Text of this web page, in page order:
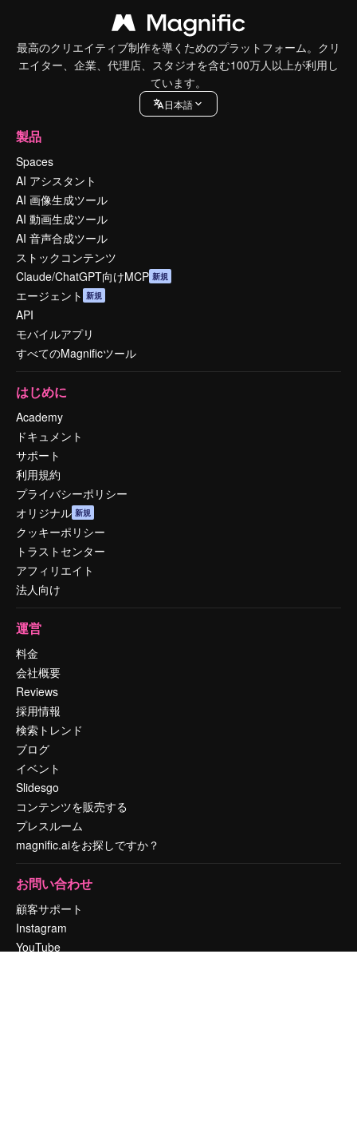
最高のクリエイティブ制作を導くためのプラットフォーム。クリ
エイター、企業、代理店、スタジオを含む100万人以上が利用し
ています。
日本語
製品
Spaces
AI アシスタント
AI 画像生成ツール
AI 動画生成ツール
AI 音声合成ツール
ストックコンテンツ
Claude/ChatGPT向けMCP 新規
エージェント 新規
API
モバイルアプリ
すべてのMagnificツール
はじめに
Academy
ドキュメント
サポート
利用規約
プライバシーポリシー
オリジナル 新規
クッキーポリシー
トラストセンター
アフィリエイト
法人向け
運営
料金
会社概要
Reviews
採用情報
検索トレンド
ブログ
イベント
Slidesgo
コンテンツを販売する
プレスルーム
magnific.aiをお探しですか？
お問い合わせ
顧客サポート
Instagram
YouTube